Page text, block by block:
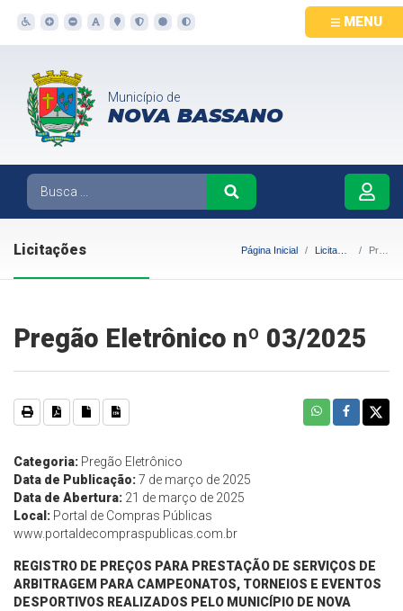
MENU
Município de
NOVA BASSANO
Licitações Página Inicial Licitações Pregão Eletrônico nº 03/2025
Pregão Eletrônico nº 03/2025
Categoria: Pregão Eletrônico
Data de Publicação:7 de março de 2025
Data de Abertura: 21 de março de 2025
Local: Portal de Compras Públicas
www.portaldecompraspublicas.com.br
REGISTRO DE PREÇOS PARA PRESTAÇÃO DE SERVIÇOS DE
ARBITRAGEM PARA CAMPEONATOS, TORNEIOS E EVENTOS
DESPORTIVOS REALIZADOS PELO MUNICÍPIO DE NOVA